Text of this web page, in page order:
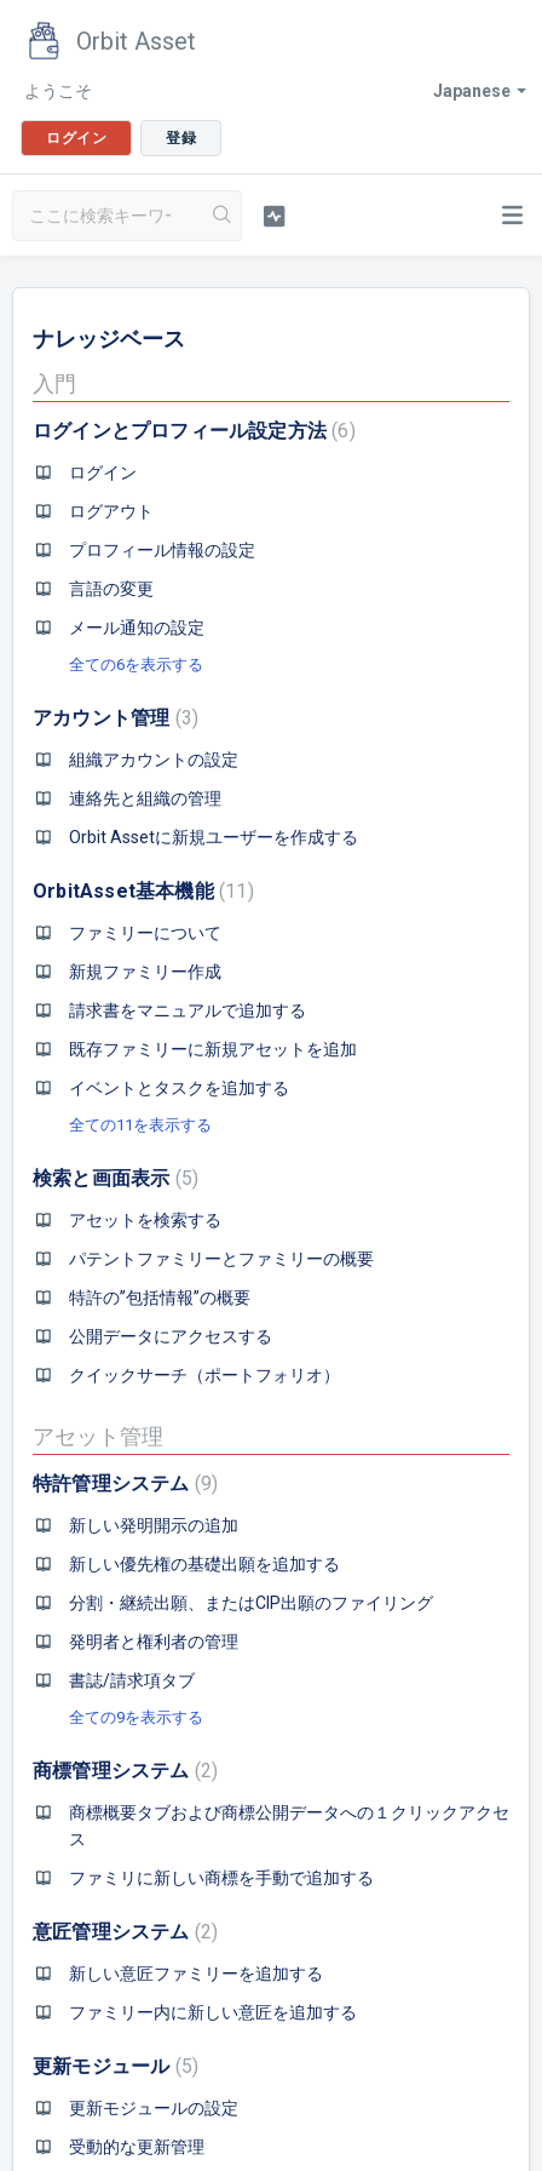
Orbit Asset
Japanese
ようこそ
ログイン 登録
ナレッジベース
入門
ログインとプロフィール設定方法 6
ログイン
ログアウト
プロフィール情報の設定
言語の変更
メール通知の設定
全ての6を表示する
アカウント管理 3
組織アカウントの設定
連絡先と組織の管理
Orbit Assetに新規ユーザーを作成する
OrbitAsset基本機能 11
ファミリーについて
新規ファミリー作成
請求書をマニュアルで追加する
既存ファミリーに新規アセットを追加
イベントとタスクを追加する
全ての11を表示する
検索と画面表示 5
アセットを検索する
パテントファミリーとファミリーの概要
特許の”包括情報”の概要
公開データにアクセスする
クイックサーチ（ポートフォリオ）
アセット管理
特許管理システム 9
新しい発明開示の追加
新しい優先権の基礎出願を追加する
分割・継続出願、またはCIP出願のファイリング
発明者と権利者の管理
書誌/請求項タブ
全ての9を表示する
商標管理システム 2
商標概要タブおよび商標公開データへの１クリックアクセ
ス
ファミリに新しい商標を手動で追加する
意匠管理システム 2
新しい意匠ファミリーを追加する
ファミリー内に新しい意匠を追加する
更新モジュール 5
更新モジュールの設定
受動的な更新管理